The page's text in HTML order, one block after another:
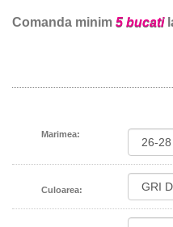
Comanda minim 5 bucati
Marimea:
Culoarea: